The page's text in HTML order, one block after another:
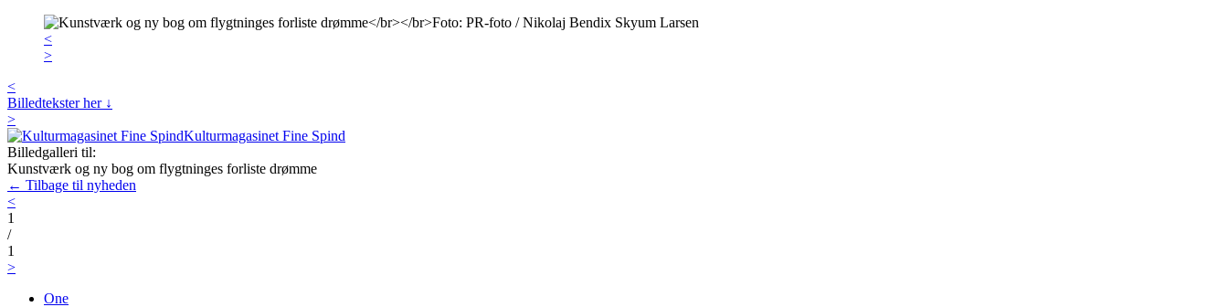
<
>
<
Billedtekster her ↓
>
Kulturmagasinet Fine Spind
Billedgalleri til:
Kunstværk og ny bog om flygtninges forliste drømme
← Tilbage til nyheden
<
1
/
1
>
One